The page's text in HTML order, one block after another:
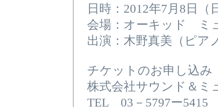
日時：2012年7月8日（
会場：オーキッド ミ
出演：木野真美（ピア
チケットのお申し込み
株式会社サウンド＆
TEL 03－5797ー